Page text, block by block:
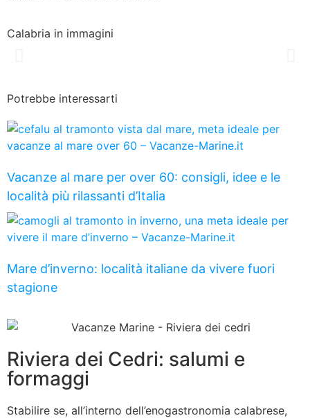
Calabria in immagini
Potrebbe interessarti
Vacanze al mare per over 60: consigli, idee e le
località più rilassanti d’Italia
Mare d’inverno: località italiane da vivere fuori
stagione
Riviera dei Cedri: salumi e
formaggi
Stabilire se, all’interno dell’enogastronomia calabrese,